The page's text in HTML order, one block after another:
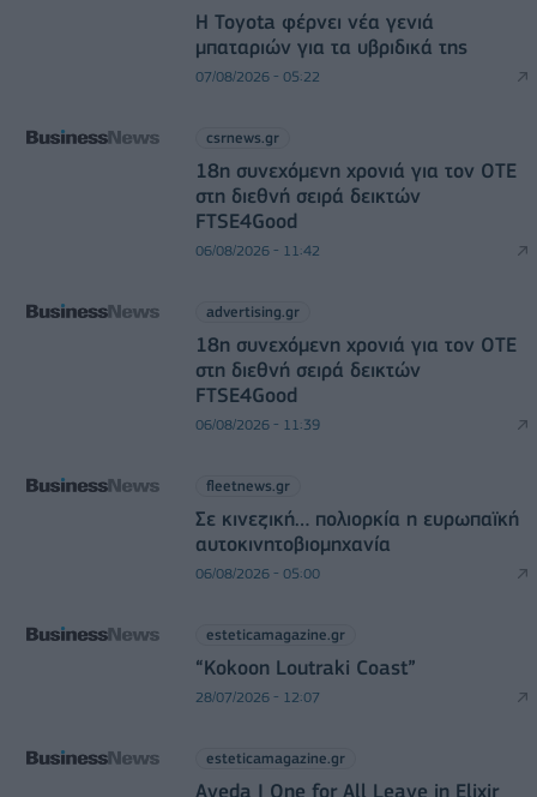
Η Toyota φέρνει νέα γενιά
μπαταριών για τα υβριδικά της
07/08/2026 - 05:22
csrnews.gr
18η συνεχόμενη χρονιά για τον ΟΤΕ
στη διεθνή σειρά δεικτών
FTSE4Good
06/08/2026 - 11:42
advertising.gr
18η συνεχόμενη χρονιά για τον ΟΤΕ
στη διεθνή σειρά δεικτών
FTSE4Good
06/08/2026 - 11:39
fleetnews.gr
Σε κινεζική… πολιορκία η ευρωπαϊκή
αυτοκινητοβιομηχανία
06/08/2026 - 05:00
esteticamagazine.gr
“Kokoon Loutraki Coast”
28/07/2026 - 12:07
esteticamagazine.gr
Aveda I One for All Leave in Elixir